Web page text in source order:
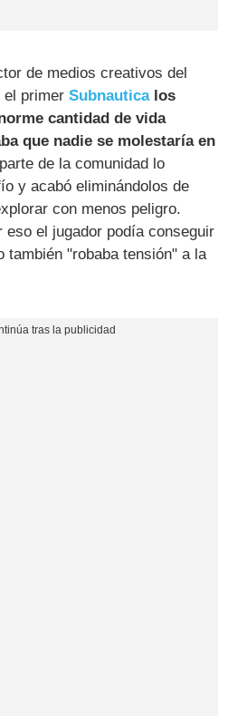
de medios creativos del
el primerSubnautica los
cantidad de vida
que nadie se molestaría en
de la comunidad lo
y acabó eliminándolos de
con menos peligro.
eso el jugador podía conseguir
también "robaba tensión" a la